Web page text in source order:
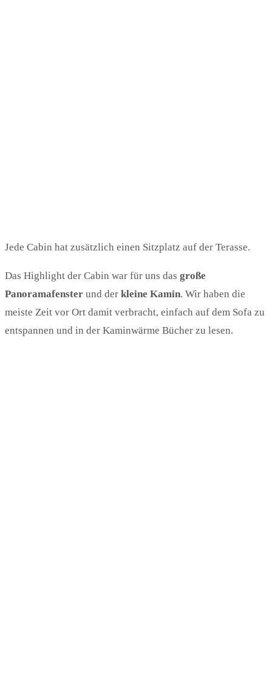
Jede Cabin hat zusätzlich einen Sitzplatz auf der Terasse.
Das Highlight der Cabin war für uns das große
Panoramafenster und der kleine Kamin. Wir haben die
meiste Zeit vor Ort damit verbracht, einfach auf dem Sofa zu
entspannen und in der Kaminwärme Bücher zu lesen.